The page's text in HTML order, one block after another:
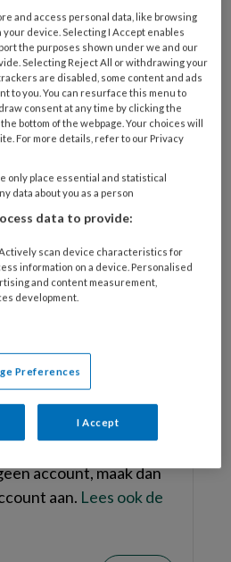
mogelijkheden
Log dan in
Deel dit artikel
Dieuwke
account, maak dan
aan. Lees ook de
and access personal data, like browsing
device. Selecting I Accept enables
the purposes shown under we and our
Selecting Reject All or withdrawing your
are disabled, some content and ads
to you. You can resurface this menu to
consent at any time by clicking the
bottom of the webpage. Your choices will
For more details, refer to our Privacy
only place essential and statistical
data about you as a person
data to provide:
scan device characteristics for
information on a device. Personalised
and content measurement,
development.
Preferences
I Accept